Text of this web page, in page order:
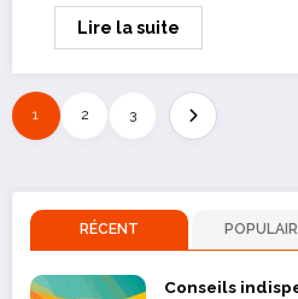
Lire la suite
1 2 3
RÉCENT
Conseils